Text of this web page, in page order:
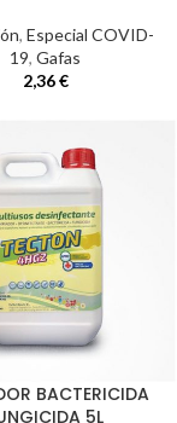
, Especial COVID-
19, Gafas
2,36€
BACTERICIDA
5L